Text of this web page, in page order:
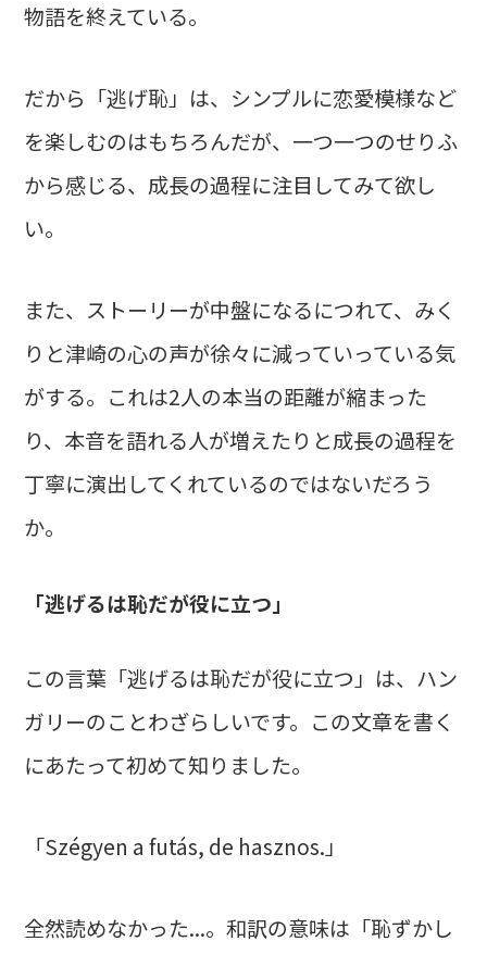
物語を終えている。
だから「逃げ恥」は、シンプルに恋愛模様など
を楽しむのはもちろんだが、一つ一つのせりふ
から感じる、成長の過程に注目してみて欲し
い。
また、ストーリーが中盤になるにつれて、みく
りと津崎の心の声が徐々に減っていっている気
がする。これは2人の本当の距離が縮まった
り、本音を語れる人が増えたりと成長の過程を
丁寧に演出してくれているのではないだろう
か。
「逃げるは恥だが役に立つ」
この言葉「逃げるは恥だが役に立つ」は、ハン
ガリーのことわざらしいです。この文章を書く
にあたって初めて知りました。
「Szégyen a futás, de hasznos.」
全然読めなかった...。和訳の意味は「恥ずかし